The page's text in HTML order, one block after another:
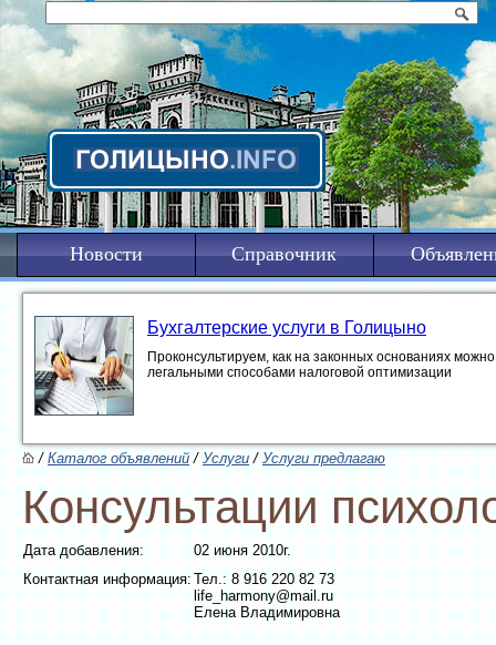
Новости Справочник
Бухгалтерские услуги в Голицыно
Проконсультируем, как на законных основаниях
легальными способами налоговой оптимизации
/Каталог объявлений/Услуги /Услуги предлагаю
Консультации
Дата добавления:
02 июня 2010г.
Контактная информация:Тел.: 8 916 220 82 73
life_harmony@mail.ru
Елена Владимировна